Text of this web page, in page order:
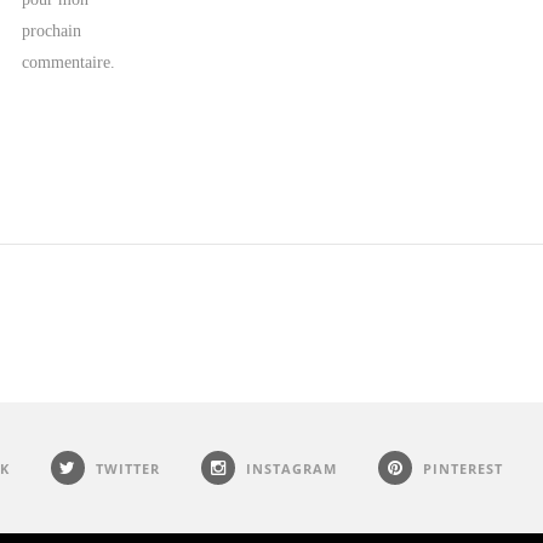
prochain
commentaire.
TWITTER INSTAGRAM PINTEREST